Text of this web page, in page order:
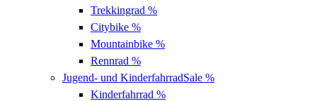
Trekkingrad %
Citybike %
Mountainbike %
Rennrad %
Jugend- und KinderfahrradSale %
Kinderfahrrad %